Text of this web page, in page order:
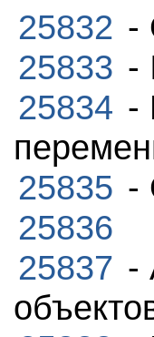
25832 -
25833 -
25834 -
25835 -
25836
25837 -